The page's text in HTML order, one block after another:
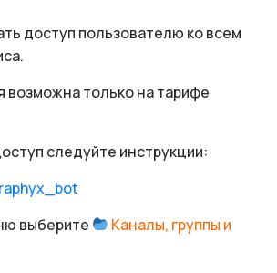
доступ пользователю ко всем
возможна только на тарифе
следуйте инструкции:
выберите
Каналы, группы и